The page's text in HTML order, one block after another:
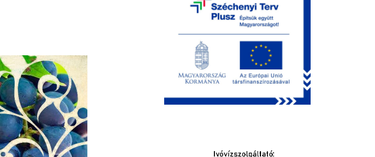
SZOCIÁLIS ELLÁTÁSOK
VÉDŐNŐI SZOLGÁLAT
TURIZMUS
HIRDETMÉNYEK